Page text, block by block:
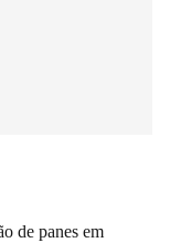
de panes em